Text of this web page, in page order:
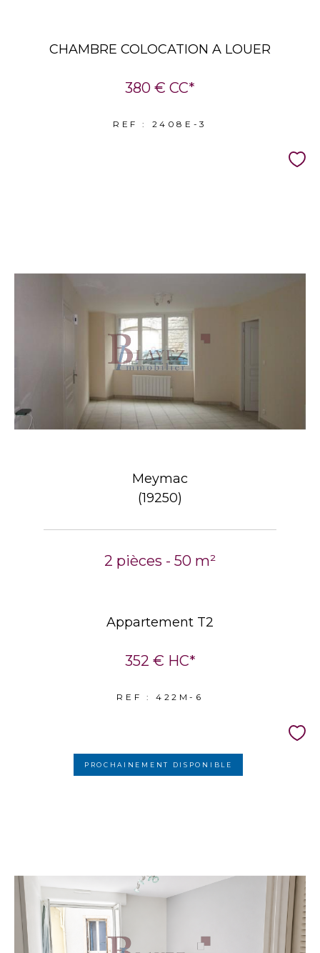
CHAMBRE COLOCATION A LOUER
380 € CC*
REF : 2408E-3
Meymac
(19250)
2 pièces - 50 m²
Appartement T2
352 € HC*
REF : 422M-6
PROCHAINEMENT DISPONIBLE